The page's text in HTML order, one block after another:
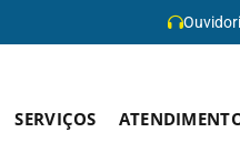
SERVIÇOS